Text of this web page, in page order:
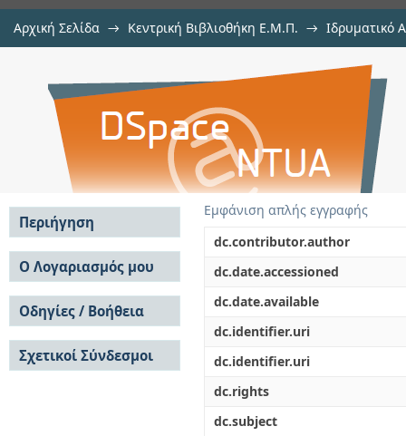
Αρχική Σελίδα → Κεντρική Βιβλιοθήκη Ε.Μ.Π. → Ιδρυματικό
Εταιρική Κοινωνική Ευθύνη στην
Εμφάνιση απλής εγγραφής
dc.contributor.author
dc.date.accessioned
dc.date.available
dc.identifier.uri
dc.identifier.uri
dc.rights
dc.subject
Περιήγηση
Σε όλο το DSpace
Κοινότητες & Συλλογές
Ανά Ημερομηνία
Έκδοσης
Συγγραφείς
Τίτλοι
Θέματα
Ο Λογαριασμός μου
Σύνδεση
Εγγραφή
Οδηγίες / Βοήθεια
Οδηγίες Υποβολής
Οδηγίες Χρήσης ΙΑ
Συχνές Ερωτήσεις
Σχετικοί Σύνδεσμοι